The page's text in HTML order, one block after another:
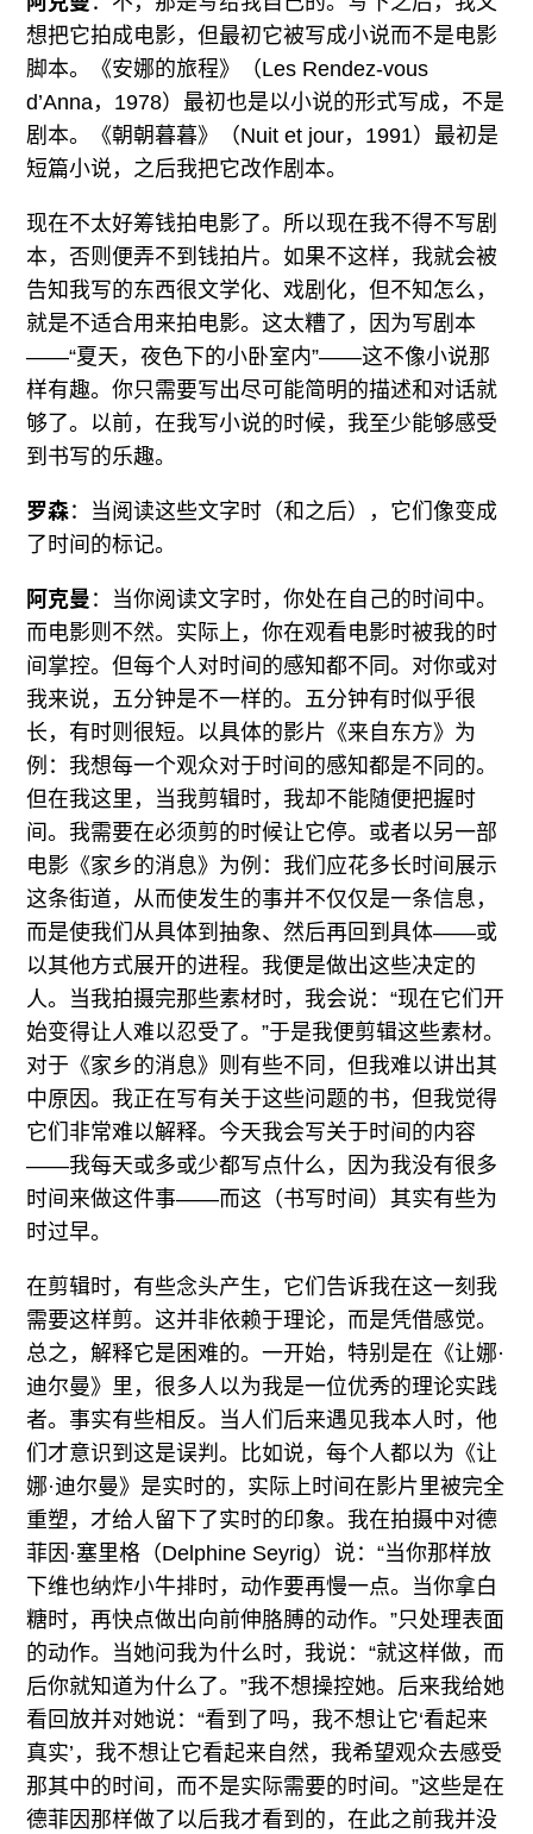
想把它拍成电影，但最初它被写成小说而不是电影
脚本。《安娜的旅程》（Les Rendez-vous
d’Anna，1978）最初也是以小说的形式写成，不是
剧本。《朝朝暮暮》（Nuit et jour，1991）最初是
短篇小说，之后我把它改作剧本。
现在不太好筹钱拍电影了。所以现在我不得不写剧
本，否则便弄不到钱拍片。如果不这样，我就会被
告知我写的东西很文学化、戏剧化，但不知怎么，
就是不适合用来拍电影。这太糟了，因为写剧本
——“夏天，夜色下的小卧室内”——这不像小说那
样有趣。你只需要写出尽可能简明的描述和对话就
够了。以前，在我写小说的时候，我至少能够感受
到书写的乐趣。
罗森：当阅读这些文字时（和之后），它们像变成
了时间的标记。
阿克曼 ：当你阅读文字时，你处在自己的时间中。
而电影则不然。实际上，你在观看电影时被我的时
间掌控。但每个人对时间的感知都不同。对你或对
我来说，五分钟是不一样的。五分钟有时似乎很
长，有时则很短。以具体的影片《来自东方》为
例：我想每一个观众对于时间的感知都是不同的。
但在我这里，当我剪辑时，我却不能随便把握时
间。我需要在必须剪的时候让它停。或者以另一部
电影《家乡的消息》为例：我们应花多长时间展示
这条街道，从而使发生的事并不仅仅是一条信息，
而是使我们从具体到抽象、然后再回到具体——或
以其他方式展开的进程。我便是做出这些决定的
人。当我拍摄完那些素材时，我会说：“现在它们开
始变得让人难以忍受了。”于是我便剪辑这些素材。
对于《家乡的消息》则有些不同，但我难以讲出其
中原因。我正在写有关于这些问题的书，但我觉得
它们非常难以解释。今天我会写关于时间的内容
——我每天或多或少都写点什么，因为我没有很多
时间来做这件事——而这（书写时间）其实有些为
时过早。
在剪辑时，有些念头产生，它们告诉我在这一刻我
需要这样剪。这并非依赖于理论，而是凭借感觉。
总之，解释它是困难的。一开始，特别是在《让娜·
迪尔曼》里，很多人以为我是一位优秀的理论实践
者。事实有些相反。当人们后来遇见我本人时，他
们才意识到这是误判。比如说，每个人都以为《让
娜·迪尔曼》是实时的，实际上时间在影片里被完全
重塑，才给人留下了实时的印象。我在拍摄中对德
菲因·塞里格（Delphine Seyrig）说：“当你那样放
下维也纳炸小牛排时，动作要再慢一点。当你拿白
糖时，再快点做出向前伸胳膊的动作。”只处理表面
的动作。当她问我为什么时，我说：“就这样做，而
后你就知道为什么了。”我不想操控她。后来我给她
看回放并对她说：“看到了吗，我不想让它‘看起来
真实’，我不想让它看起来自然，我希望观众去感受
那其中的时间，而不是实际需要的时间。”这些是在
德菲因那样做了以后我才看到的，在此之前我并没